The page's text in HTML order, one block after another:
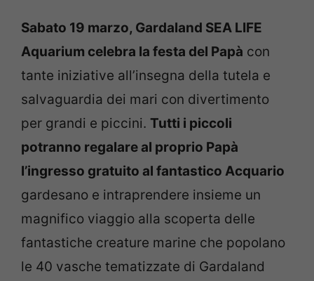
Sabato 19 marzo, Gardaland SEA LIFE
Aquarium celebra la festa del Papà con
tante iniziative all’insegna della tutela e
salvaguardia dei mari con divertimento
per grandi e piccini. Tutti i piccoli
potranno regalare al proprio Papà
l’ingresso gratuito al fantastico Acquario
gardesano e intraprendere insieme un
magnifico viaggio alla scoperta delle
fantastiche creature marine che popolano
le 40 vasche tematizzate di Gardaland